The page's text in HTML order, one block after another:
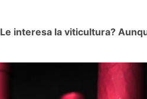
interesa la viticultura?